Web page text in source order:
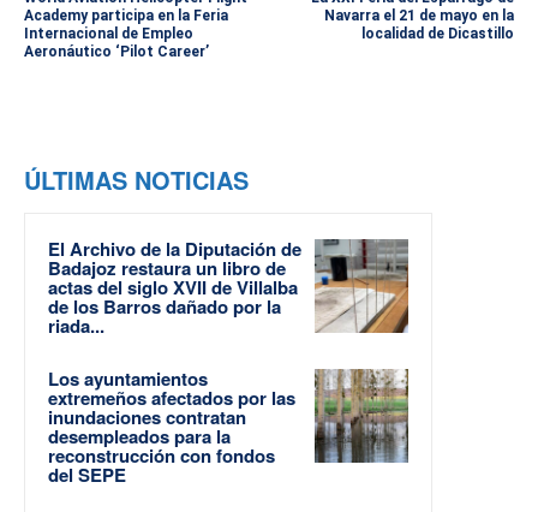
Academy participa en la Feria
Internacional de Empleo
Aeronáutico ‘Pilot Career’
Navarra el 21 de mayo en la
localidad de Dicastillo
ÚLTIMAS NOTICIAS
El Archivo de la Diputación de
Badajoz restaura un libro de
actas del siglo XVII de Villalba
de los Barros dañado por la
riada...
Los ayuntamientos
extremeños afectados por las
inundaciones contratan
desempleados para la
reconstrucción con fondos
del SEPE